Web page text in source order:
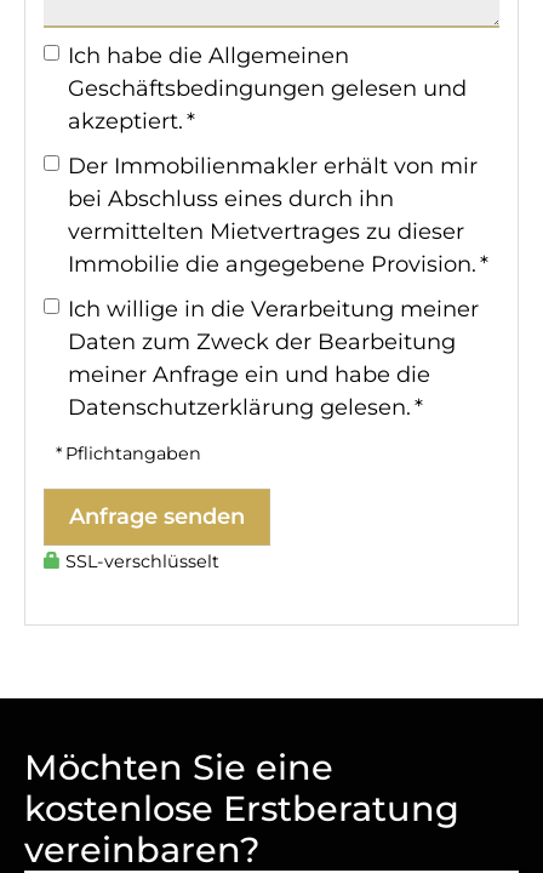
Ich habe die Allgemeinen
Geschäftsbedingungen gelesen und
akzeptiert. *
Der Immobilienmakler erhält von mir
bei Abschluss eines durch ihn
vermittelten Mietvertrages zu dieser
Immobilie die angegebene Provision. *
Ich willige in die Verarbeitung meiner
Daten zum Zweck der Bearbeitung
meiner Anfrage ein und habe die
Datenschutzerklärung gelesen. *
* Pflichtangaben
Anfrage senden
SSL-verschlüsselt
Möchten Sie eine
kostenlose Erstberatung
vereinbaren?